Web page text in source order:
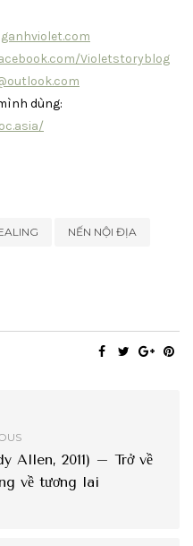
Violetstoryblog
dùng:
NẾN NỘI ĐỊA
Allen, 2011) – Trở về
về tương lai